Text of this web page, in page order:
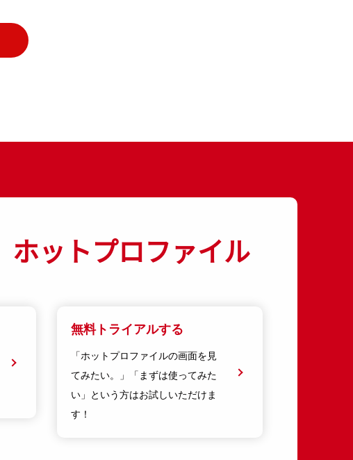
ホットプロファイル
無料トライアルする
「ホットプロファイルの画面を見
てみたい。」「まずは使ってみた
い」という方はお試しいただけま
す！